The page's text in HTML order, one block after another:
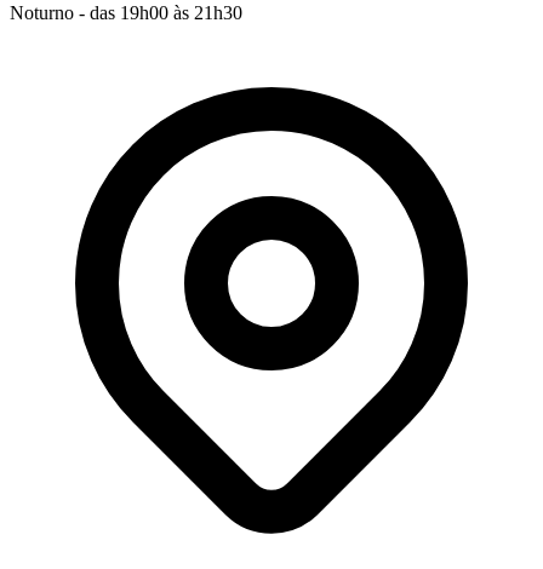
Noturno - das 19h00 às 21h30